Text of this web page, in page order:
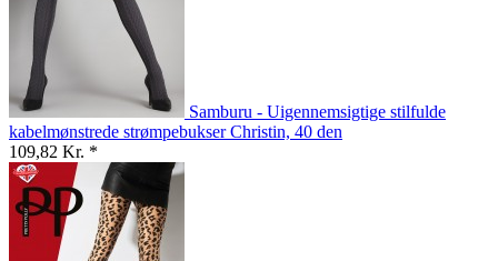
Samburu - Uigennemsigtige stilfulde
kabelmønstrede strømpebukser Christin, 40 den
109,82 Kr. *